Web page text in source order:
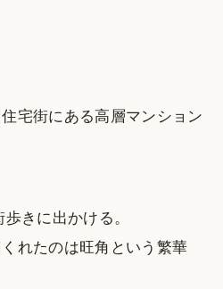
宅街にある高層マンション
きに出かける。
れたのは旺角という繁華